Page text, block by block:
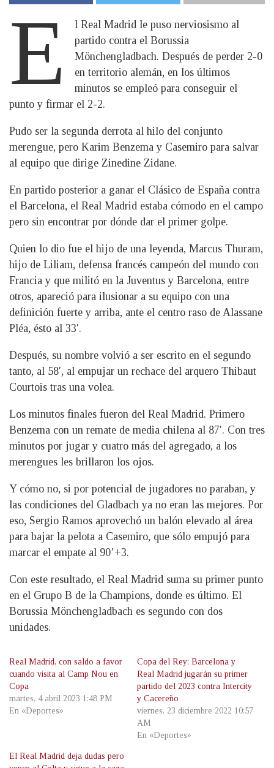
E
l Real Madrid le puso nerviosismo al
partido contra el Borussia
Mönchengladbach. Después de perder 2-0
en territorio alemán, en los últimos
minutos se empleó para conseguir el
punto y firmar el 2-2.
Pudo ser la segunda derrota al hilo del conjunto
merengue, pero Karim Benzema y Casemiro para salvar
al equipo que dirige Zinedine Zidane.
En partido posterior a ganar el Clásico de España contra
el Barcelona, el Real Madrid estaba cómodo en el campo
pero sin encontrar por dónde dar el primer golpe.
Quien lo dio fue el hijo de una leyenda, Marcus Thuram,
hijo de Liliam, defensa francés campeón del mundo con
Francia y que militó en la Juventus y Barcelona, entre
otros, apareció para ilusionar a su equipo con una
definición fuerte y arriba, ante el centro raso de Alassane
Pléa, ésto al 33′.
Después, su nombre volvió a ser escrito en el segundo
tanto, al 58′, al empujar un rechace del arquero Thibaut
Courtois tras una volea.
Los minutos finales fueron del Real Madrid. Primero
Benzema con un remate de media chilena al 87′. Con tres
minutos por jugar y cuatro más del agregado, a los
merengues les brillaron los ojos.
Y cómo no, si por potencial de jugadores no paraban, y
las condiciones del Gladbach ya no eran las mejores. Por
eso, Sergio Ramos aprovechó un balón elevado al área
para bajar la pelota a Casemiro, que sólo empujó para
marcar el empate al 90’+3.
Con este resultado, el Real Madrid suma su primer punto
en el Grupo B de la Champions, donde es último. El
Borussia Mönchengladbach es segundo con dos
unidades.
Real Madrid, con saldo a favor
cuando visita al Camp Nou en
Copa
martes, 4 abril 2023 1:48 PM
En «Deportes»
Copa del Rey: Barcelona y
Real Madrid jugarán su primer
partido del 2023 contra Intercity
y Cacereño
viernes, 23 diciembre 2022 10:57
AM
En «Deportes»
El Real Madrid deja dudas pero